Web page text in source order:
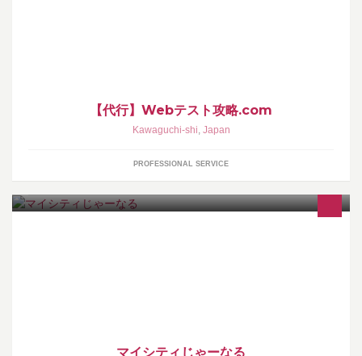
【代行】Webテスト攻略.com
Kawaguchi-shi, Japan
PROFESSIONAL SERVICE
マイシティじゃーなる